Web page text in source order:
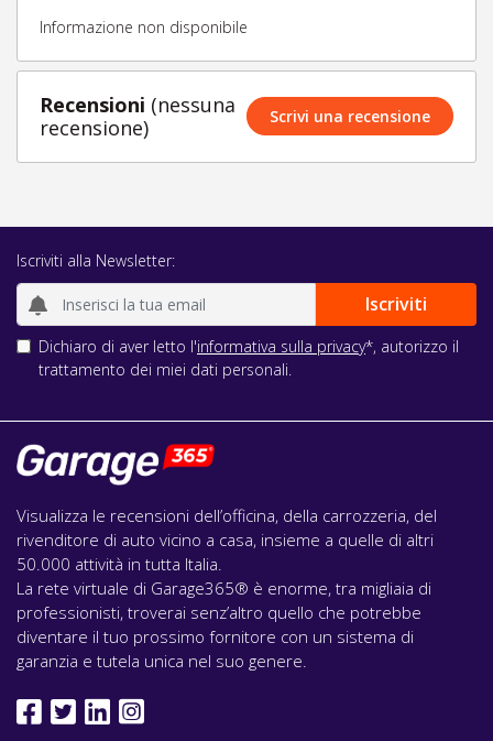
Informazione non disponibile
Recensioni (nessuna
recensione)
Scrivi una recensione
Iscriviti alla Newsletter:
Dichiaro di aver letto l'informativa sulla privacy*, autorizzo il
trattamento dei miei dati personali.
Visualizza le recensioni dell’officina, della carrozzeria, del
rivenditore di auto vicino a casa, insieme a quelle di altri
50.000 attività in tutta Italia.
La rete virtuale di Garage365® è enorme, tra migliaia di
professionisti, troverai senz’altro quello che potrebbe
diventare il tuo prossimo fornitore con un sistema di
garanzia e tutela unica nel suo genere.